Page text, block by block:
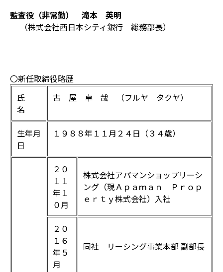
監査役（非常勤） 滝本 英明
（株式会社西日本シティ銀行 総務部長）
〇新任取締役略歴
氏
名
古 屋 卓 哉 （フルヤ タクヤ）
生年月
日
１９８８年１１月２４日（３４歳）
２０
１１
年１
０月
株式会社アパマンショップリーシ
ング（現Ａｐａｍａｎ Ｐｒｏｐ
ｅｒｔｙ株式会社）入社
２０
１６
年５
月
同社 リーシング事業本部 副部長